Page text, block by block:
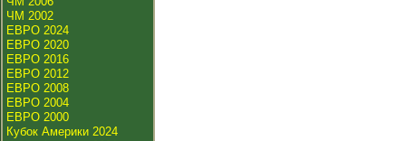
ЧМ 2002
ЕВРО 2024
ЕВРО 2020
ЕВРО 2016
ЕВРО 2012
ЕВРО 2008
ЕВРО 2004
ЕВРО 2000
Кубок Америки 2024